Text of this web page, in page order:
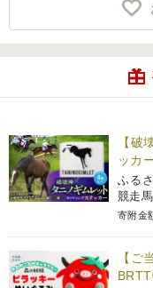
【破
ッカ
ふる
競走
寄附金
【ご